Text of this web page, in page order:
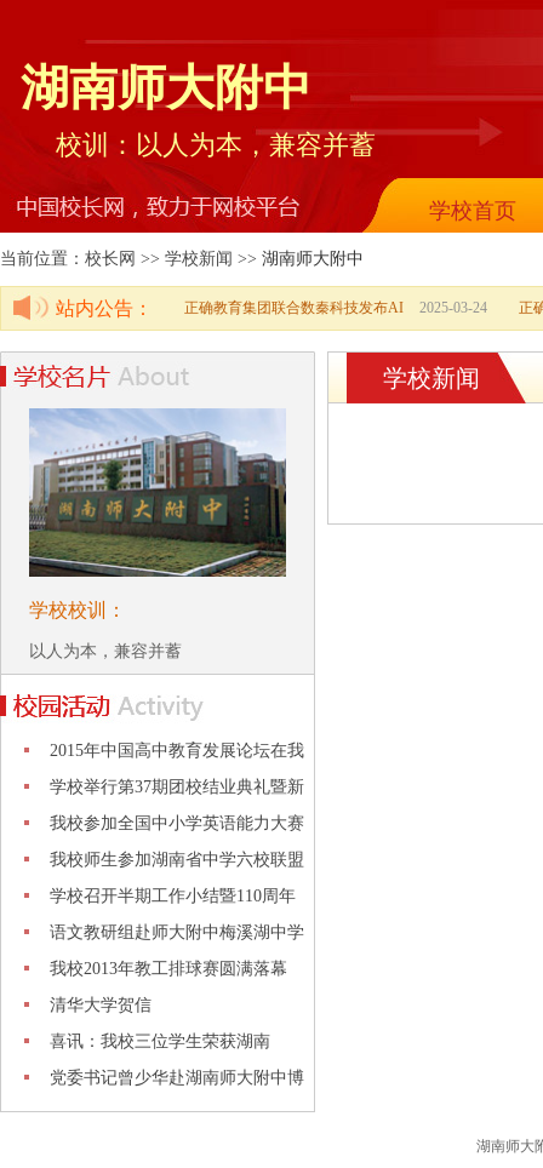
湖南师大附中
校训：以人为本，兼容并蓄
学校首页
当前位置：校长网 >> 学校新闻 >> 湖南师大附中
站内公告： 2025-03-24
正确教育集团联合数秦科技发布AI 正
学校校训：
以人为本，兼容并蓄
2015年中国高中教育发展论坛在我
校举
学校举行第37期团校结业典礼暨新
团员
我校参加全国中小学英语能力大赛
喜获
我校师生参加湖南省中学六校联盟
学生
学校召开半期工作小结暨110周年
校庆总
语文教研组赴师大附中梅溪湖中学
开展
我校2013年教工排球赛圆满落幕
清华大学贺信
喜讯：我校三位学生荣获湖南
省“三独
党委书记曾少华赴湖南师大附中博
才实
学校新闻
湖南师大